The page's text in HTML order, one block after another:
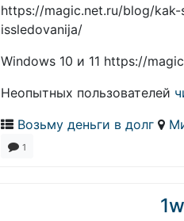
https://magic.net.ru/blog/
issledovanija/
Windows 10 и 11 https://
Неопытных пользователей
Возьму деньги в долг
1